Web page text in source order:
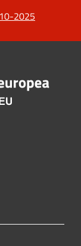
2025